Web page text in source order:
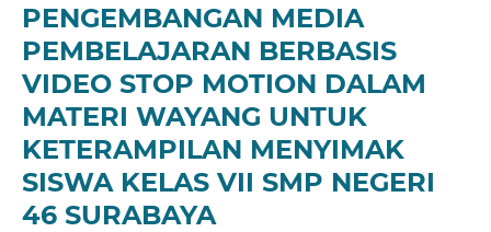
PENGEMBANGAN MEDIA
PEMBELAJARAN BERBASIS
VIDEO STOP MOTION DALAM
MATERI WAYANG UNTUK
KETERAMPILAN MENYIMAK
SISWA KELAS VII SMP NEGERI
46 SURABAYA